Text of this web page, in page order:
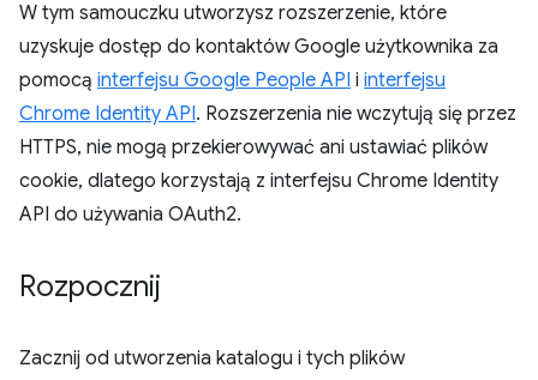
W tym samouczku utworzysz rozszerzenie, które
uzyskuje dostęp do kontaktów Google użytkownika za
pomocą interfejsu Google People API i interfejsu
Chrome Identity API. Rozszerzenia nie wczytują się przez
HTTPS, nie mogą przekierowywać ani ustawiać plików
cookie, dlatego korzystają z interfejsu Chrome Identity
API do używania OAuth2.
Rozpocznij
Zacznij od utworzenia katalogu i tych plików